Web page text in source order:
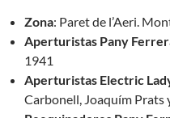
Zona: Paret de l’Aeri.
Aperturistas Pany
1941
Aperturistas Electric
Carbonell, Joaquím Prats